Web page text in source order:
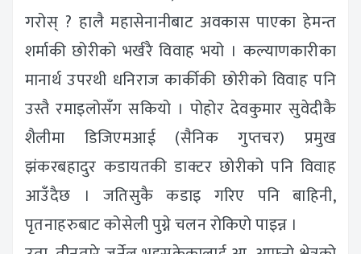
गरोस् ? हालै महासेनानीबाट अवकास पाएका हेमन्त
शर्माकी छोरीको भर्खरै विवाह भयो । कल्याणकारीका
मानार्थ उपरथी धनिराज कार्कीकी छोरीको विवाह पनि
उस्तै रमाइलोसँग सकियो । पोहोर देवकुमार सुवेदीकै
शैलीमा डिजिएमआई (सैनिक गुप्तचर) प्रमुख
झंकरबहादुर कडायतकी डाक्टर छोरीको पनि विवाह
आउँदैछ । जतिसुकै कडाइ गरिए पनि बाहिनी,
पृतनाहरुबाट कोसेली पुग्ने चलन रोकिएो पाइन्न ।